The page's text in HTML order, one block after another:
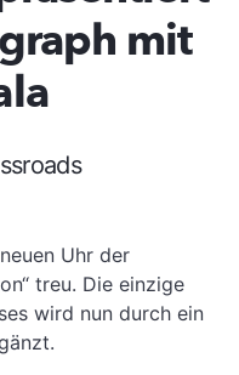
mit
Uhr der
treu. Die einzige
wird nun durch ein